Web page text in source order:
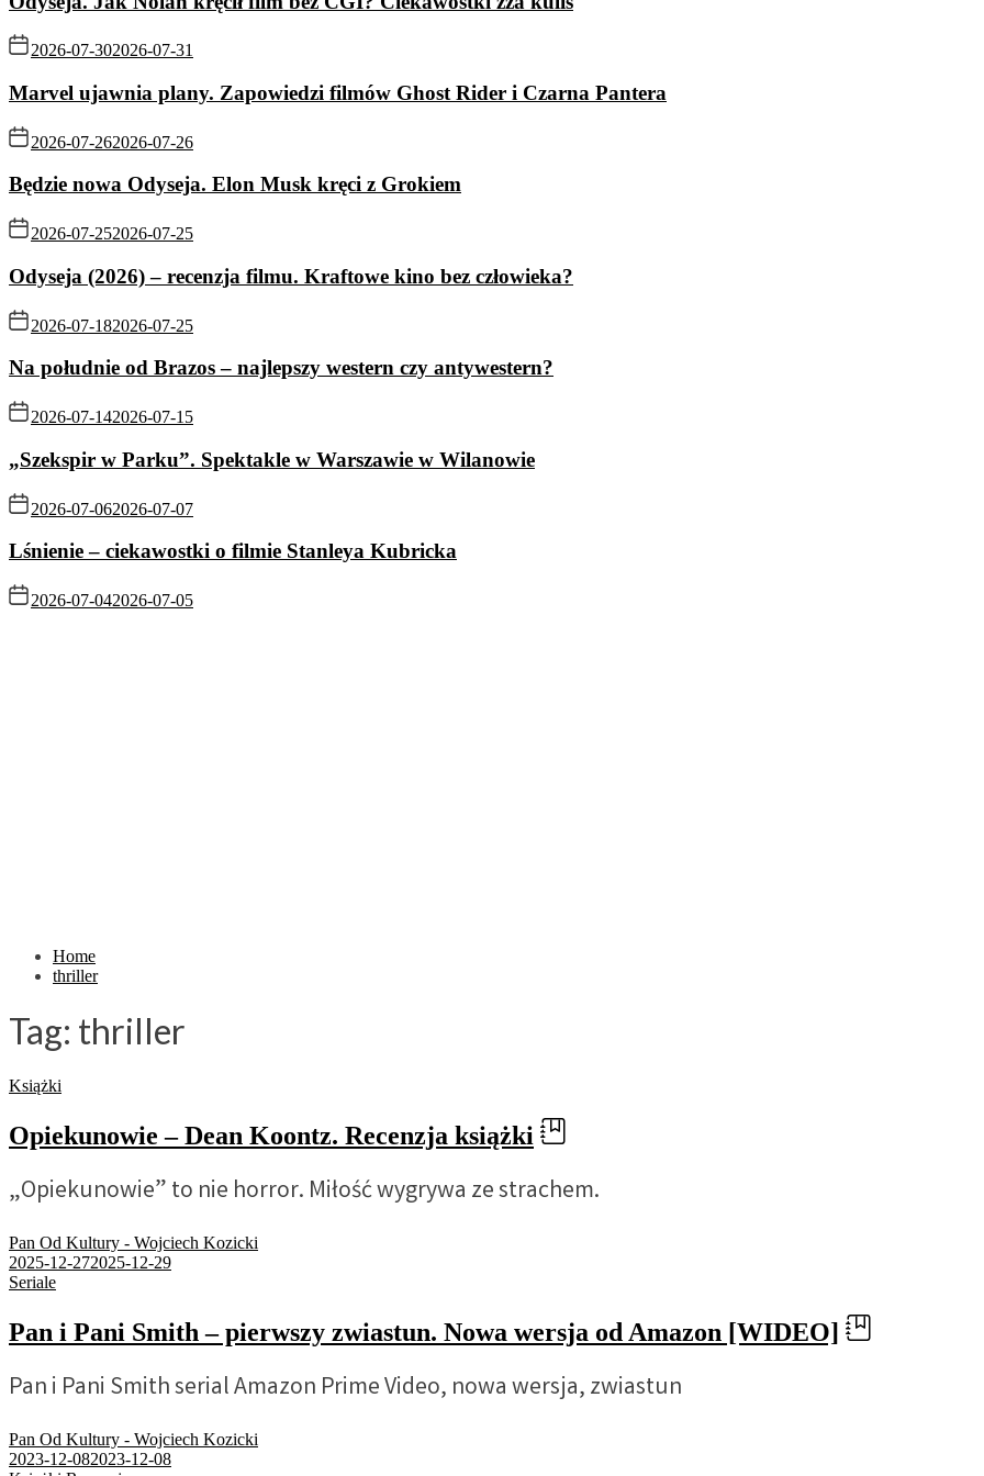
2026-07-302026-07-31
Marvel ujawnia plany. Zapowiedzi filmów Ghost Rider i Czarna Pantera
2026-07-262026-07-26
Będzie nowa Odyseja. Elon Musk kręci z Grokiem
2026-07-252026-07-25
Odyseja (2026) – recenzja filmu. Kraftowe kino bez człowieka?
2026-07-182026-07-25
Na południe od Brazos – najlepszy western czy antywestern?
2026-07-142026-07-15
„Szekspir w Parku”. Spektakle w Warszawie w Wilanowie
2026-07-062026-07-07
Lśnienie – ciekawostki o filmie Stanleya Kubricka
2026-07-042026-07-05
Home
thriller
Tag: thriller
Książki
Opiekunowie – Dean Koontz. Recenzja książki
„Opiekunowie” to nie horror. Miłość wygrywa ze strachem.
Pan Od Kultury - Wojciech Kozicki
2025-12-272025-12-29
Seriale
Pan i Pani Smith – pierwszy zwiastun. Nowa wersja od Amazon [WIDEO]
Pan i Pani Smith serial Amazon Prime Video, nowa wersja, zwiastun
Pan Od Kultury - Wojciech Kozicki
2023-12-082023-12-08